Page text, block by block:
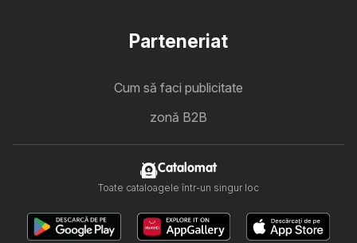
Parteneriat
Cum să faci publicitate
zonă B2B
Catalomat
Toate cataloagele într-un singur loc